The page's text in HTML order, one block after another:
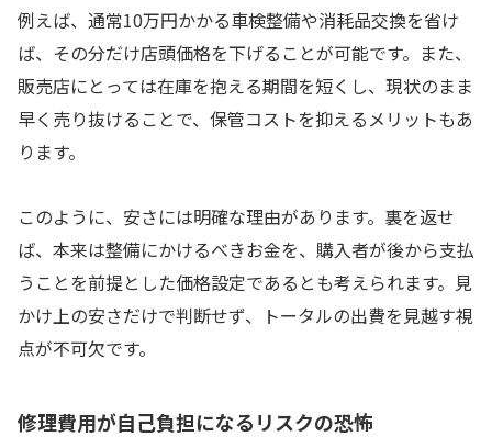
例えば、通常10万円かかる車検整備や消耗品交換を省け
ば、その分だけ店頭価格を下げることが可能です。また、
販売店にとっては在庫を抱える期間を短くし、現状のまま
早く売り抜けることで、保管コストを抑えるメリットもあ
ります。
このように、安さには明確な理由があります。裏を返せ
ば、本来は整備にかけるべきお金を、購入者が後から支払
うことを前提とした価格設定であるとも考えられます。見
かけ上の安さだけで判断せず、トータルの出費を見越す視
点が不可欠です。
修理費用が自己負担になるリスクの恐怖